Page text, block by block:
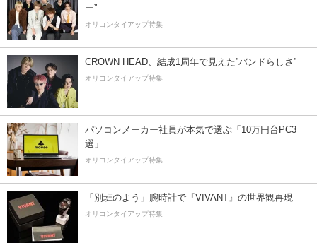
ー”
オリコンタイアップ特集
CROWN HEAD、結成1周年で見えた”バンドらしさ”
オリコンタイアップ特集
パソコンメーカー社員が本気で選ぶ「10万円台PC3
選」
オリコンタイアップ特集
「別班のよう」腕時計で『VIVANT』の世界観再現
オリコンタイアップ特集